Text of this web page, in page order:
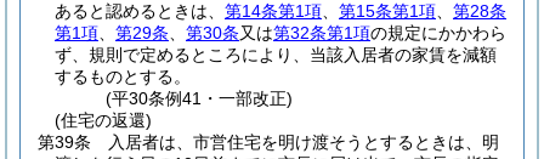
あると認めるときは、 第14条第1項 第15条第1項
第28条
第1項
第29条 第30条又は第32条第1項の規定にかかわら
ず、規則で定めるところにより、当該入居者の家賃を減額
するものとする。
(平30条例41・一部改正)
(住宅の返還)
第39条
入居者は、市営住宅を明け渡そうとするときは、明